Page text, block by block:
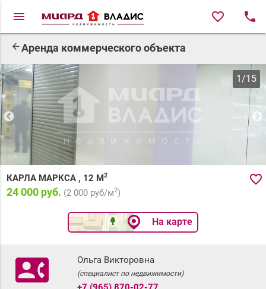
menu favorite_border local_phone
arrow_backАренда коммерческого объекта
1/15
favorite_border
КАРЛА МАРКСА , 12 М2
24 000 руб. (2 000руб/м2)
На карте
contact_phone Ольга Викторовна
(специалист по недвижимости)